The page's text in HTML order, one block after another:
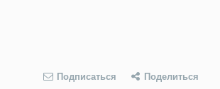
Подписаться Поделиться